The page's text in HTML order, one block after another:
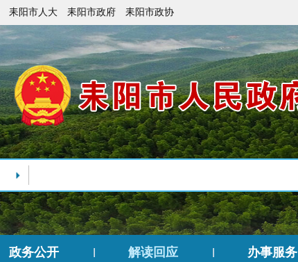
耒阳市人大 耒阳市政府 耒阳市政协
政务公开 解读回应 办事服务